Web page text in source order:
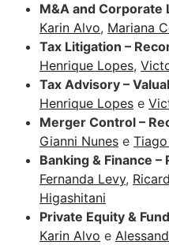
M&A and Corporate
Karin Alvo, Mariana
Tax Litigation –
Henrique Lopes,
Tax Advisory –
Henrique Lopes e
Merger Control –
Gianni Nunes e
Banking & Finance
Fernanda Levy,
Higashitani
Private Equity &
Karin Alvo e